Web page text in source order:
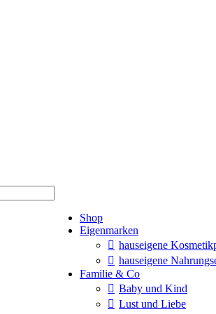
Shop
Eigenmarken
hauseigene
hauseigene
Familie & Co
Baby und Kind
Lust und Liebe